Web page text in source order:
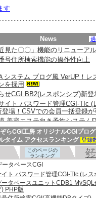
す
News
らCGI工房 オリジナルCGIプロ
タイム アクセスランキング 登録